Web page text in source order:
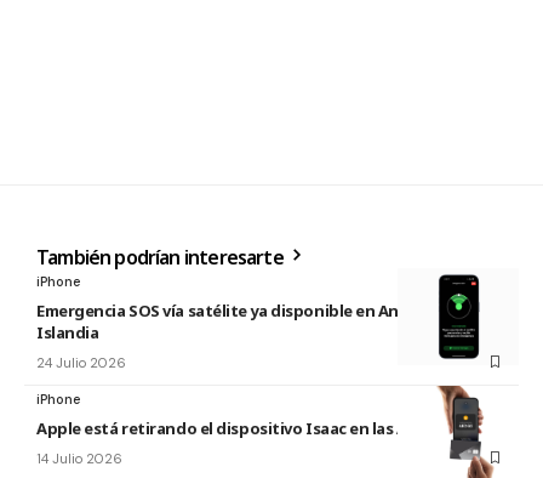
También podrían interesarte
iPhone
Emergencia SOS vía satélite ya disponible en Andorra e
Islandia
24 Julio 2026
iPhone
Apple está retirando el dispositivo Isaac en las Apple Store
14 Julio 2026